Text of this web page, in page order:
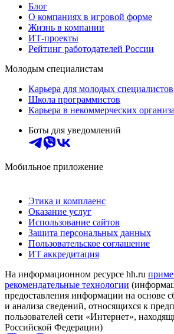
Блог
О компаниях в игровой форме
Жизнь в компании
ИТ-проекты
Рейтинг работодателей России
Молодым специалистам
Карьера для молодых специалистов
Школа программистов
Карьера в некоммерческих
Боты для уведомлений
Мобильное приложение
Этика и комплаенс
Оказание услуг
Использование сайтов
Защита персональных данных
Пользовательское соглашение
ИТ аккредитация
На информационном ресурсе hh.ru
рекомендательные технологии
предоставления информации на основе
и анализа сведений, относящихся к
пользователей сети «Интернет»,
Российской Федерации)